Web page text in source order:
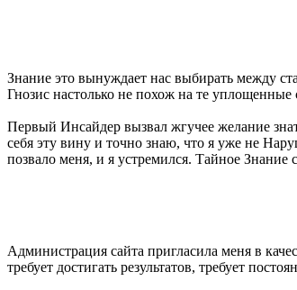
Знание это вынуждает нас выбирать между
Гнозис настолько не похож на те уплощенные
Первый Инсайдер вызвал жгучее желание
себя эту вину и точно знаю, что я уже не
позвало меня, и я устремился. Тайное
Администрация сайта пригласила меня в
требует достигать результатов, требует